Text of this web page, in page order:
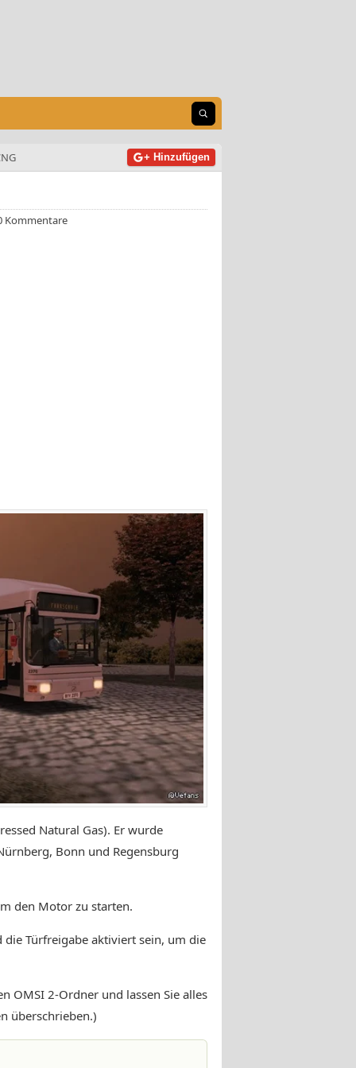
Suche öffnen
+ Hinzufügen
Kommentare
Natural Gas). Er wurde
Bonn und Regensburg
den Motor zu starten.
die Türfreigabe aktiviert sein, um die
OMSI 2-Ordner und lassen Sie alles
überschrieben.)